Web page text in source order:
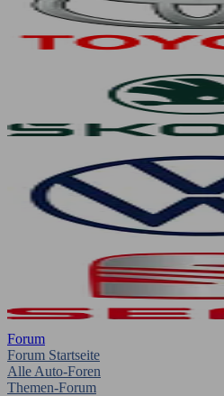
Forum
Forum Startseite
Alle Auto-Foren
Themen-Forum